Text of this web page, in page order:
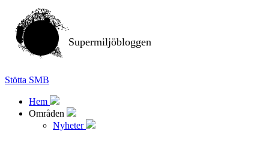
Supermiljöbloggen
Stötta SMB
Hem
Områden
Nyheter